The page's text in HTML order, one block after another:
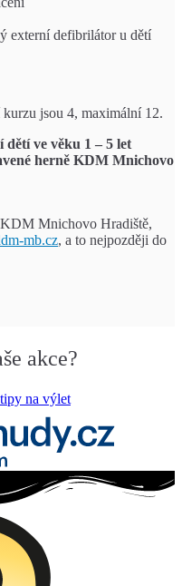
externí defibrilátor u dětí
jsou 4, maximální 12.
ve věku 1 – 5 let
herně KDM Mnichovo
Mnichovo Hradiště,
mb.cz, a to nejpozději do
akce?